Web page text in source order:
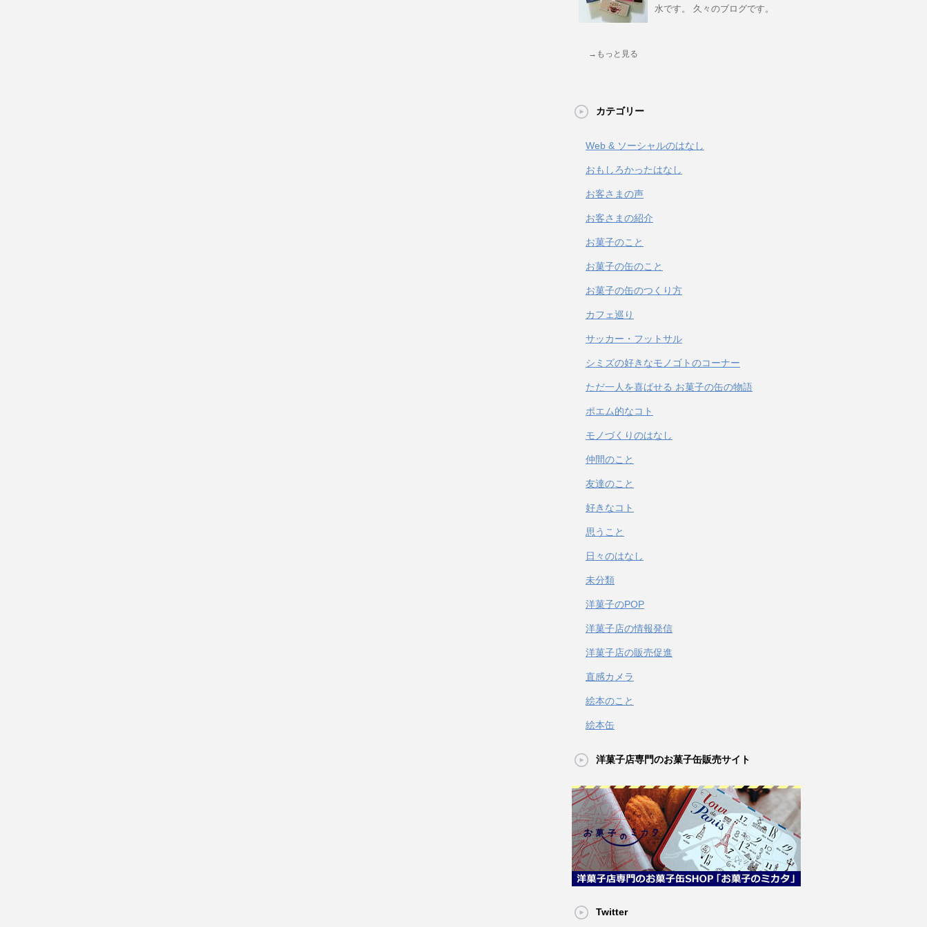
水です。 久々のブログです。
→もっと見る
カテゴリー
Web & ソーシャルのはなし
おもしろかったはなし
お客さまの声
お客さまの紹介
お菓子のこと
お菓子の缶のこと
お菓子の缶のつくり方
カフェ巡り
サッカー・フットサル
シミズの好きなモノゴトのコーナー
ただ一人を喜ばせる お菓子の缶の物語
ポエム的なコト
モノづくりのはなし
仲間のこと
友達のこと
好きなコト
思うこと
日々のはなし
未分類
洋菓子のPOP
洋菓子店の情報発信
洋菓子店の販売促進
直感カメラ
絵本のこと
絵本缶
洋菓子店専門のお菓子缶販売サイト
Twitter